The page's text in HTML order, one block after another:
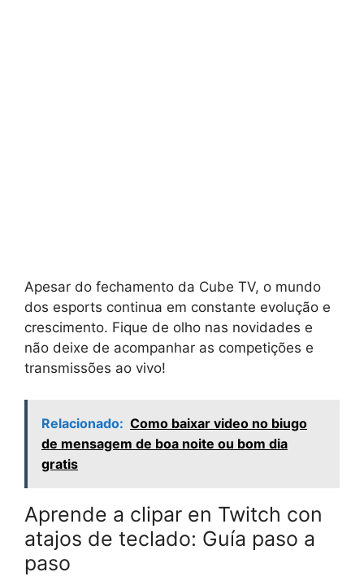
Apesar do fechamento da Cube TV, o mundo
dos esports continua em constante evolução e
crescimento. Fique de olho nas novidades e
não deixe de acompanhar as competições e
transmissões ao vivo!
Relacionado: Como baixar video no biugo
de mensagem de boa noite ou bom dia
gratis
Aprende a clipar en Twitch con
atajos de teclado: Guía paso a
paso